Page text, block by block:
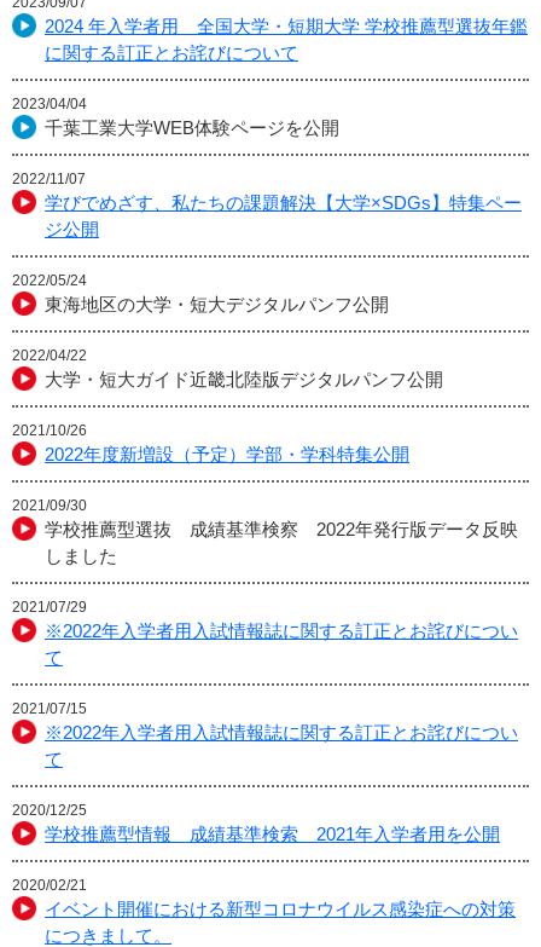
2024 年入学者用 全国大学・短期大学 学校推薦型選抜年鑑
に関する訂正とお詫びについて
2023/04/04
千葉工業大学WEB体験ページを公開
2022/11/07
学びでめざす、私たちの課題解決【大学×SDGs】特集ペー
ジ公開
2022/05/24
東海地区の大学・短大デジタルパンフ公開
2022/04/22
大学・短大ガイド近畿北陸版デジタルパンフ公開
2021/10/26
2022年度新増設（予定）学部・学科特集公開
2021/09/30
学校推薦型選抜 成績基準検察 2022年発行版データ反映
しました
2021/07/29
※2022年入学者用入試情報誌に関する訂正とお詫びについ
て
2021/07/15
※2022年入学者用入試情報誌に関する訂正とお詫びについ
て
2020/12/25
学校推薦型情報 成績基準検索 2021年入学者用を公開
2020/02/21
イベント開催における新型コロナウイルス感染症への対策
につきまして。